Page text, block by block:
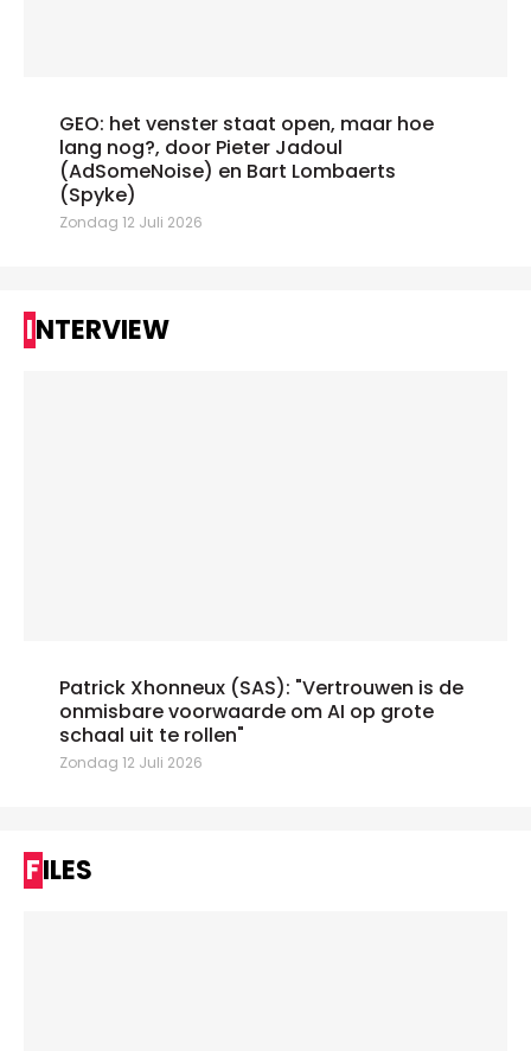
GEO: het venster staat open, maar hoe
lang nog?, door Pieter Jadoul
(AdSomeNoise) en Bart Lombaerts
(Spyke)
Zondag 12 Juli 2026
INTERVIEW
Patrick Xhonneux (SAS): "Vertrouwen is de
onmisbare voorwaarde om AI op grote
schaal uit te rollen"
Zondag 12 Juli 2026
FILES